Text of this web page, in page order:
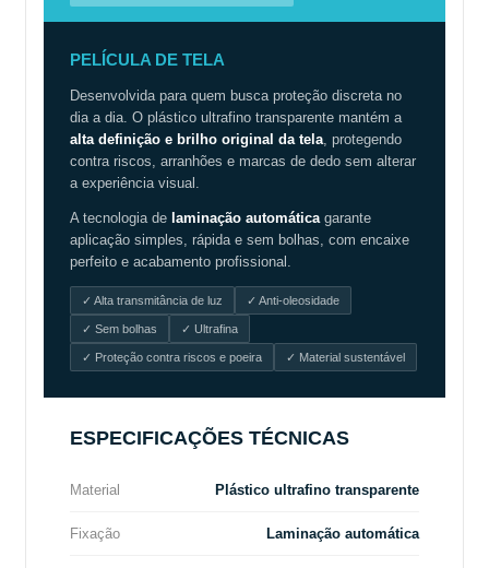
PELÍCULA DE TELA
Desenvolvida para quem busca proteção discreta no
dia a dia. O plástico ultrafino transparente mantém a
alta definição e brilho original da tela , protegendo
contra riscos, arranhões e marcas de dedo sem alterar
a experiência visual.
A tecnologia de laminação automática garante
aplicação simples, rápida e sem bolhas, com encaixe
perfeito e acabamento profissional.
✓ Alta transmitância de luz ✓ Anti-oleosidade
✓ Sem bolhas ✓ Ultrafina
✓ Proteção contra riscos e poeira ✓ Material sustentável
ESPECIFICAÇÕES TÉCNICAS
Material Plástico ultrafino transparente
Fixação Laminação automática